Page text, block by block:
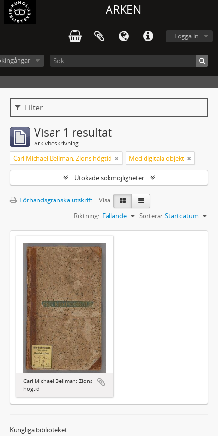
ARKEN
Logga in
Filter
Visar 1 resultat
Arkivbeskrivning
Carl Michael Bellman: Zions högtid Med digitala objekt
Utökade sökmöjligheter
Förhandsgranska utskrift
Visa:
Sortera: Startdatum
Riktning: Fallande
Carl Michael Bellman: Zions
högtid
Kungliga biblioteket